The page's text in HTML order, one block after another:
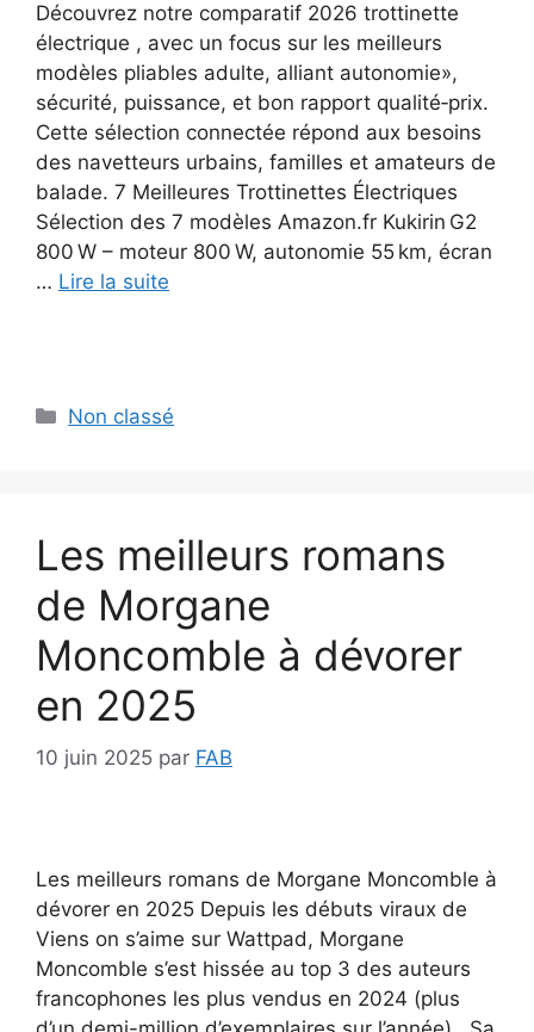
Découvrez notre comparatif 2026 trottinette
électrique , avec un focus sur les meilleurs
modèles pliables adulte, alliant autonomie»,
sécurité, puissance, et bon rapport qualité‑prix.
Cette sélection connectée répond aux besoins
des navetteurs urbains, familles et amateurs de
balade. 7 Meilleures Trottinettes Électriques
Sélection des 7 modèles Amazon.fr Kukirin G2
800 W – moteur 800 W, autonomie 55 km, écran
… Lire la suite
Catégories
Non classé
Les meilleurs romans
de Morgane
Moncomble à dévorer
en 2025
10 juin 2025 par FAB
Les meilleurs romans de Morgane Moncomble à
dévorer en 2025 Depuis les débuts viraux de
Viens on s’aime sur Wattpad, Morgane
Moncomble s’est hissée au top 3 des auteurs
francophones les plus vendus en 2024 (plus